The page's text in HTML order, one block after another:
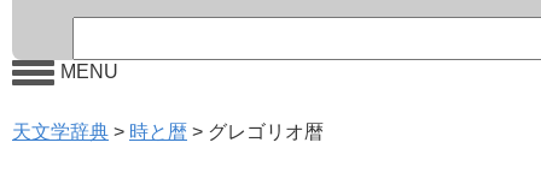
MENU
天文学辞典 > 時と暦 > グレゴリオ暦